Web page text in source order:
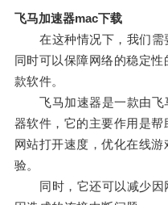
飞马加速器mac下载
在这种情况下，我们需
同时可以保障网络的稳定
款软件。
飞马加速器是一款由飞
器软件，它的主要作用是
网站打开速度，优化在线
验。
同时，它还可以减少因